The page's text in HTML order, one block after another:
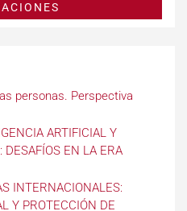
personas. Perspectiva
ARTIFICIAL Y
DESAFÍOS EN LA ERA
INTERNACIONALES:
Y PROTECCIÓN DE